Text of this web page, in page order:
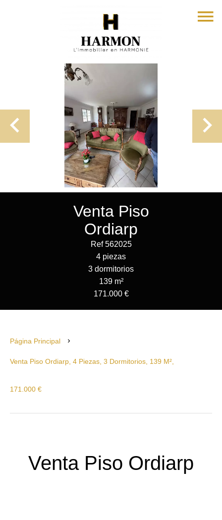
Venta Piso
Ordiarp
Ref 562025
4 piezas
3 dormitorios
139 m²
171.000 €
Página Principal
Venta Piso Ordiarp, 4 Piezas, 3 Dormitorios, 139 M²,
171.000 €
Venta Piso Ordiarp